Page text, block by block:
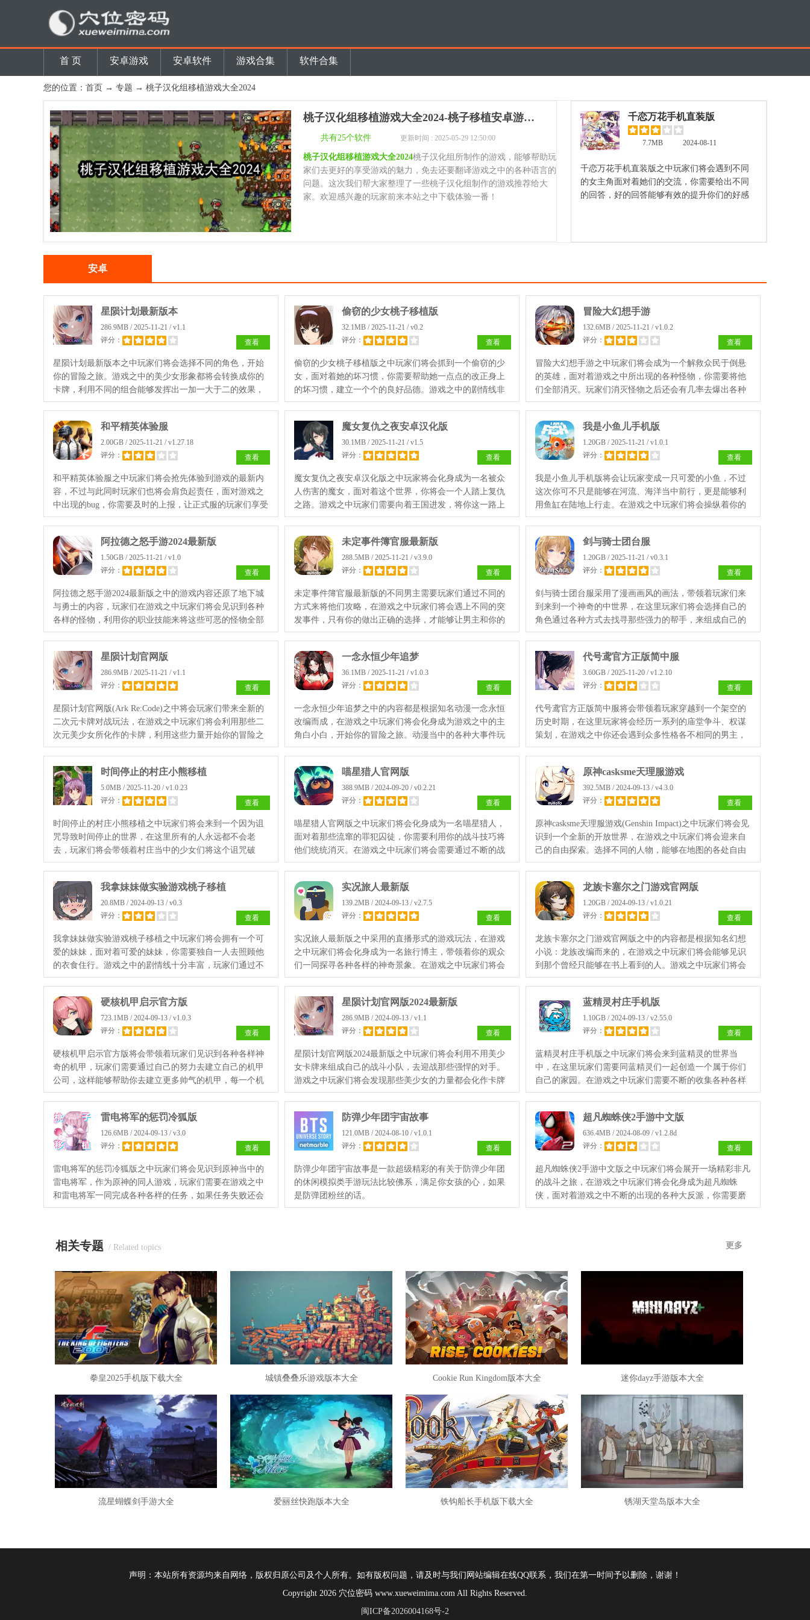
首 页 安卓游戏 安卓软件 游戏合集 软件合集
您的位置： 首页 → 专题 → 桃子汉化组移植游戏大全2024
桃子汉化组移植游戏大全2024-桃子移植安卓游戏合集
共有25个软件 更新时间 : 2025-05-29 12:50:00
桃子汉化组移植游戏大全2024桃子汉化组所制作的游戏，能够帮助玩
家们去更好的享受游戏的魅力，免去还要翻译游戏之中的各种语言的
问题。这次我们帮大家整理了一些桃子汉化组制作的游戏推荐给大
家。欢迎感兴趣的玩家前来本站之中下载体验一番！
千恋万花手机直装版
7.7MB 2024-08-11
千恋万花手机直装版之中玩家们将会遇到不同
的女主角面对着她们的交流，你需要给出不同
的回答，好的回答能够有效的提升你们的好感
安卓
星陨计划最新版本
286.9MB / 2025-11-21 / v1.1
评分：
查看
星陨计划最新版本之中玩家们将会选择不同的角色，开始
你的冒险之旅。游戏之中的美少女形象都将会转换成你的
卡牌，利用不同的组合能够发挥出一加一大于二的效果，
帮助你更好的战胜你的对手。
偷窃的少女桃子移植版
32.1MB / 2025-11-21 / v0.2
评分：
查看
偷窃的少女桃子移植版之中玩家们将会抓到一个偷窃的少
女，面对着她的坏习惯，你需要帮助她一点点的改正身上
的坏习惯，建立一个个的良好品德。游戏之中的剧情线非
常多，玩家们可以选择自己喜欢的那条去探索！
冒险大幻想手游
132.6MB / 2025-11-21 / v1.0.2
评分：
查看
冒险大幻想手游之中玩家们将会成为一个解救众民于倒悬
的英雄，面对着游戏之中所出现的各种怪物，你需要将他
们全部消灭。玩家们消灭怪物之后还会有几率去爆出各种
强力的装备，帮助你更好的战胜所有对手。
和平精英体验服
2.00GB / 2025-11-21 / v1.27.18
评分：
查看
和平精英体验服之中玩家们将会抢先体验到游戏的最新内
容，不过与此同时玩家们也将会肩负起责任，面对游戏之
中出现的bug，你需要及时的上报，让正式服的玩家们享受
到一个没有bug的游戏世界。
魔女复仇之夜安卓汉化版
30.1MB / 2025-11-21 / v1.5
评分：
查看
魔女复仇之夜安卓汉化版之中玩家将会化身成为一名被众
人伤害的魔女，面对着这个世界，你将会一个人踏上复仇
之路。游戏之中玩家们需要向着王国进发，将你这一路上
见到的各种敌人，全部消灭。快来试试吧！
我是小鱼儿手机版
1.20GB / 2025-11-21 / v1.0.1
评分：
查看
我是小鱼儿手机版将会让玩家变成一只可爱的小鱼，不过
这次你可不只是能够在河流、海洋当中前行，更是能够利
用鱼缸在陆地上行走。在游戏之中玩家们将会操纵着你的
小鱼四处行走，完成任务。同时帮助其他鱼类回到大海！
阿拉德之怒手游2024最新版
1.50GB / 2025-11-21 / v1.0
评分：
查看
阿拉德之怒手游2024最新版之中的游戏内容还原了地下城
与勇士的内容，玩家们在游戏之中玩家们将会见识到各种
各样的怪物，利用你的职业技能来将这些可恶的怪物全部
消灭干净。快来其中享受最棒的战斗体验吧！
未定事件簿官服最新版
288.5MB / 2025-11-21 / v3.9.0
评分：
查看
未定事件簿官服最新版的不同男主需要玩家们通过不同的
方式来将他们攻略，在游戏之中玩家们将会遇上不同的突
发事件，只有你的做出正确的选择，才能够让男主和你的
好感度有所提升。游戏之中的剧情线十分丰富，可以让玩
剑与骑士团台服
1.20GB / 2025-11-21 / v0.3.1
评分：
查看
剑与骑士团台服采用了漫画画风的画法，带领着玩家们来
到来到一个神奇的中世界，在这里玩家们将会选择自己的
角色通过各种方式去找寻那些强力的帮手，来组成自己的
骑士团，去征讨那些可怕的魔物，游戏之中的十分简单，
星陨计划官网版
286.9MB / 2025-11-21 / v1.1
评分：
查看
星陨计划官网版(Ark Re:Code)之中将会玩家们带来全新的
二次元卡牌对战玩法，在游戏之中玩家们将会利用那些二
次元美少女所化作的卡牌，利用这些力量开始你的冒险之
旅，在游戏之中玩家们将会遭遇到各种各样的突发事件，
一念永恒少年追梦
36.1MB / 2025-11-21 / v1.0.3
评分：
查看
一念永恒少年追梦之中的内容都是根据知名动漫一念永恒
改编而成，在游戏之中玩家们将会化身成为游戏之中的主
角白小白，开始你的冒险之旅。动漫当中的各种大事件玩
家们都将会在游戏之中真切的体验到。
代号鸢官方正版简中服
3.60GB / 2025-11-20 / v1.2.10
评分：
查看
代号鸢官方正版简中服将会带领着玩家穿越到一个架空的
历史时期，在这里玩家将会经历一系列的庙堂争斗、权谋
策划，在游戏之中你还会遇到众多性格各不相同的男主，
同他们增进感情，解锁他们的好感度。
时间停止的村庄小熊移植
5.0MB / 2025-11-20 / v1.0.23
评分：
查看
时间停止的村庄小熊移植之中玩家们将会来到一个因为诅
咒导致时间停止的世界，在这里所有的人永远都不会老
去，玩家们将会带领着村庄当中的少女们将这个诅咒破
解，将那些可怕的恶魔全部消灭！
喵星猎人官网版
388.9MB / 2024-09-20 / v0.2.21
评分：
查看
喵星猎人官网版之中玩家们将会化身成为一名喵星猎人，
面对着那些流窜的罪犯囚徒，你需要利用你的战斗技巧将
他们统统消灭。在游戏之中玩家们将会需要通过不断的战
斗来获取各种强力的道具，只有这样才能够消灭全部敌
原神casksme天理服游戏
392.5MB / 2024-09-13 / v4.3.0
评分：
查看
原神casksme天理服游戏(Genshin Impact)之中玩家们将会见
识到一个全新的开放世界，在游戏之中玩家们将会迎来自
己的自由探索。选择不同的人物，能够在地图的各处自由
探索，找到那些失落的遗迹享受自己的生活！
我拿妹妹做实验游戏桃子移植
20.8MB / 2024-09-13 / v0.3
评分：
查看
我拿妹妹做实验游戏桃子移植之中玩家们将会拥有一个可
爱的妹妹，面对着可爱的妹妹，你需要独自一人去照顾他
的衣食住行。游戏之中的剧情线十分丰富，玩家们通过不
同的行为将会解锁。快来看看吧！
实况旅人最新版
139.2MB / 2024-09-13 / v2.7.5
评分：
查看
实况旅人最新版之中采用的直播形式的游戏玩法，在游戏
之中玩家们将会化身成为一名旅行博主，带领着你的观众
们一同探寻各种各样的神奇景象。在游戏之中玩家们将会
遇到各种各样的治愈人心的场景，利用这些你能获取到更
龙族卡塞尔之门游戏官网版
1.20GB / 2024-09-13 / v1.0.21
评分：
查看
龙族卡塞尔之门游戏官网版之中的内容都是根据知名幻想
小说：龙族改编而来的，在游戏之中玩家们将会能够见识
到那个曾经只能够在书上看到的人。游戏之中玩家们将会
利用不同的卡牌牌组来强化自己的战斗力，消灭所有的龙
硬核机甲启示官方版
723.1MB / 2024-09-13 / v1.0.3
评分：
查看
硬核机甲启示官方版将会带领着玩家们见识到各种各样神
奇的机甲，玩家们需要通过自己的努力去建立自己的机甲
公司，这样能够帮助你去建立更多帅气的机甲，每一个机
甲都有着自己的专属美少女机魂，通过和她们进行沟通你
星陨计划官网版2024最新版
286.9MB / 2024-09-13 / v1.1
评分：
查看
星陨计划官网版2024最新版之中玩家们将会利用不用美少
女卡牌来组成自己的战斗小队，去迎战那些强悍的对手。
游戏之中玩家们将会发现那些美少女的力量都会化作卡牌
进入到自己的手中，同时玩家们的还可以通过剧情来了解
蓝精灵村庄手机版
1.10GB / 2024-09-13 / v2.55.0
评分：
查看
蓝精灵村庄手机版之中玩家们将会来到蓝精灵的世界当
中，在这里玩家们需要同蓝精灵们一起创造一个属于你们
自己的家园。在游戏之中玩家们需要不断的收集各种各样
的建筑材料，用来建造自己心目当中的那个家园。
雷电将军的惩罚冷狐版
126.6MB / 2024-09-13 / v3.0
评分：
查看
雷电将军的惩罚冷狐版之中玩家们将会见识到原神当中的
雷电将军，作为原神的同人游戏，玩家们需要在游戏之中
和雷电将军一同完成各种各样的任务，如果任务失败还会
有着各种各样的惩罚等着你，快来试试吧！
防弹少年团宇宙故事
121.0MB / 2024-08-10 / v1.0.1
评分：
查看
防弹少年团宇宙故事是一款超级精彩的有关于防弹少年团
的休闲模拟类手游玩法比较佛系，满足你女孩的心，如果
是防弹团粉丝的话。
超凡蜘蛛侠2手游中文版
636.4MB / 2024-08-09 / v1.2.8d
评分：
查看
超凡蜘蛛侠2手游中文版之中玩家们将会展开一场精彩非凡
的战斗之旅，在游戏之中玩家们将会化身成为超凡蜘蛛
侠，面对着游戏之中不断的出现的各种大反派，你需要磨
砺自己的战斗水平才能够更好的应对他们的进攻。
相关专题 / Related topics 更多
拳皇2025手机版下载大全 城镇叠叠乐游戏版本大全 Cookie Run Kingdom版本大全 迷你dayz手游版本大全
流星蝴蝶剑手游大全 爱丽丝快跑版本大全 铁钩船长手机版下载大全 锈湖天堂岛版本大全
声明：本站所有资源均来自网络，版权归原公司及个人所有。如有版权问题，请及时与我们网站编辑在线QQ联系，我们在第一时间予以删除，谢谢！
Copyright 2026 穴位密码 www.xueweimima.com All Rights Reserved.
闽ICP备2026004168号-2